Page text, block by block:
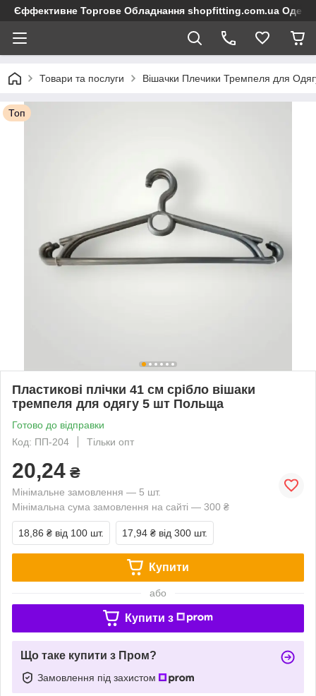
Єффективне Торгове Обладнання shopfitting.com.ua Одеса
Товари та послуги Вішачки Плечики Тремпеля для
Топ
Пластикові плічки 41 см срібло вішаки
тремпеля для одягу 5 шт Польща
Готово до відправки
Код: ПП-204
Тільки опт
20,24 ₴
Мінімальне замовлення — 5 шт.
Мінімальна сума замовлення на сайті — 300 ₴
18,86 ₴ від 100 шт. 17,94 ₴ від 300 шт.
Купити
або
Купити з
Що таке купити з Пром?
Замовлення під захистом